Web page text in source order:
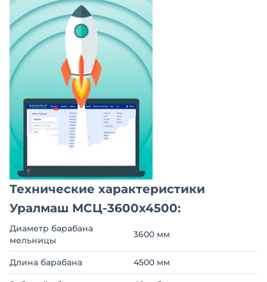
Технические характеристики
Уралмаш МСЦ-3600х4500:
Диаметр барабана
мельницы
3600 мм
Длина барабана 4500 мм